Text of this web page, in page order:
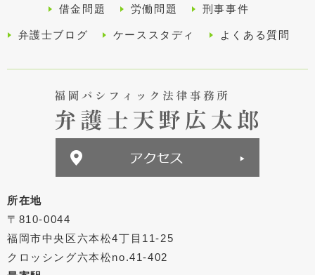
借金問題 労働問題 刑事事件
弁護士ブログ ケーススタディ よくある質問
所在地
〒810-0044
福岡市中央区六本松4丁目11-25
クロッシング六本松no.41-402